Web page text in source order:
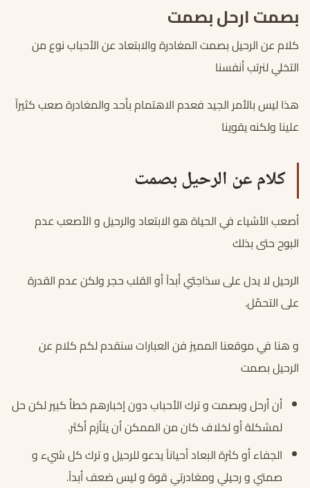
بصمت ارحل بصمت
كلام عن الرحيل بصمت المغادرة والابتعاد عن الأحباب نوع من
التخلي لنرتب أنفسنا
هذا ليس بالأمر الجيد فعدم الاهتمام بأحد والمغادرة صعب كثيراً
علينا ولكنه يقوينا
كلام عن الرحيل بصمت
أصعب الأشياء في الحياة هو الابتعاد والرحيل و الأصعب عدم
البوح حتى بذلك
الرحيل لا يدل على سذاجتي أبداً أو القلب حجر ولكن عدم القدرة
على التحمّل.
و هنا في موقعنا المميز فن العبارات سنقدم لكم كلام عن
الرحيل بصمت
أن أرحل وبصمت و ترك الأحباب دون إخبارهم خطأ كبير لكن حل
لمشكلة أو لخلاف كان من الممكن أن يتأزم أكثر.
الجفاء أو كثرة البعاد أحياناً يدعو للرحيل و ترك كل شيء و
صمتي و رحيلي ومغادرتي قوة و ليس ضعف أبداً.